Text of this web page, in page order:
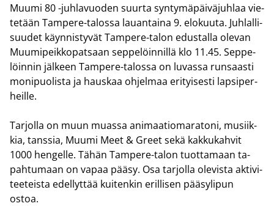
Muumi 80 -​juhlavuoden suur­ta syn­ty­mä­päi­vä­juh­laa vie­
te­tään Tampere-​talossa lau­an­tai­na 9. elo­kuu­ta. Juh­lal­li­
suu­det käyn­nis­ty­vät Tampere-​talon edus­tal­la ole­van
Muu­mi­peik­ko­pat­saan sep­pe­löin­nil­lä klo 11.45. Sep­pe­
löin­nin jäl­keen Tampere-​talossa on lu­vas­sa run­saas­ti
mo­ni­puo­lis­ta ja haus­kaa oh­jel­maa eri­tyi­ses­ti lap­si­per­
heil­le.
Tar­jol­la on muun muas­sa ani­maa­tio­ma­ra­to­ni, musiik­
kia, tans­sia, Muumi Meet & Greet sekä kak­ku­kah­vit
1000 hen­gel­le. Tähän Tampere-​talon tuot­ta­maan ta­
pah­tu­maan on vapaa pääsy. Osa tar­jol­la ole­vis­ta ak­ti­vi­
tee­teis­ta edel­lyt­tää kui­ten­kin eril­li­sen pää­sy­li­pun
ostoa.